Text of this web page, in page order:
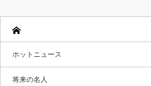
ホットニュース
将来の名人